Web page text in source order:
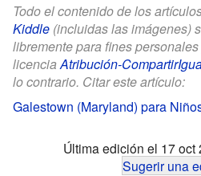
Todo el contenido de los
Kiddle (incluidas las imágenes)
libremente para fines
licenciaAtribución-
lo contrario. Citar este artículo:
Galestown (Maryland) para
Última edición el 17 oct
Sugerir una